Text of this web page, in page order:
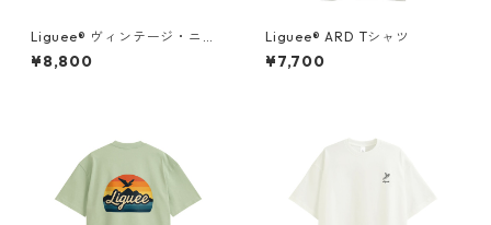
Liguee®️ ヴィンテージ・ニュ
アンス Tシャツ（刺繍ロゴ）マ
リンブルー
¥8,800
Liguee®️ ARD Tシャツ
¥7,700